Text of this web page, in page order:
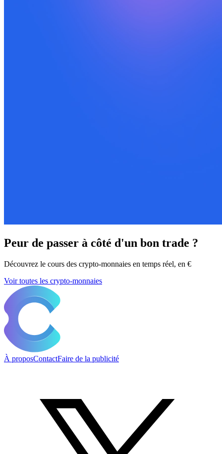
Peur de passer à côté d'un bon trade ?
Découvrez le cours des crypto-monnaies en temps réel, en €
Voir toutes les crypto-monnaies
À proposContactFaire de la publicité